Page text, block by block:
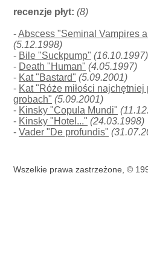
recenzje płyt: (8)
-Abscess "Seminal Vampires
(5.12.1998)
- Bile "Suckpump" (16.10.1997)
- Death "Human" (4.05.1997)
- Kat "Bastard" (5.09.2001)
- Kat "Róże miłości
grobach" (5.09.2001)
- Kinsky "Copula Mundi"
- Kinsky "Hotel..." (24.03.1998)
-Vader "De profundis"
Wszelkie prawa zastrzeżone, ©